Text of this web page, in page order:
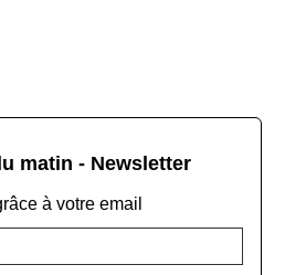
matin - Newsletter
à votre email